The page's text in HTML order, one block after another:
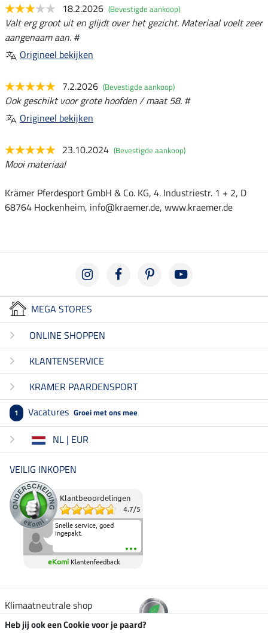
18.2.2026 (Bevestigde aankoop)
Valt erg groot uit en glijdt over het gezicht. Materiaal voelt zeer
aangenaam aan. #
Origineel bekijken
7.2.2026 (Bevestigde aankoop)
Ook geschikt voor grote hoofden / maat 58. #
Origineel bekijken
23.10.2024 (Bevestigde aankoop)
Mooi materiaal
Krämer Pferdesport GmbH & Co. KG, 4. Industriestr. 1 + 2, D
68764 Hockenheim, info@kraemer.de, www.kraemer.de
MEGA STORES
ONLINE SHOPPEN
KLANTENSERVICE
KRAMER PAARDENSPORT
1 Vacatures Groei met ons mee
NL | EUR
VEILIG INKOPEN
Klantbeoordelingen
4.7/5
Snelle service, goed
ingepakt.
eKomi Klantenfeedback
Klimaatneutrale shop
Heb jij ook een Cookie voor je paard?